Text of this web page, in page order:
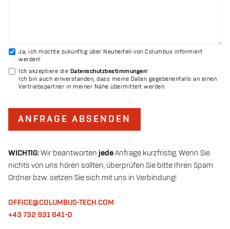
WICHTIG:Wir beantworten jedeAnfrage kurzfristig. Wenn Sie
nichts von uns hören sollten, überprüfen Sie bitte Ihren Spam
Ordner bzw. setzen Sie sich mit uns in Verbindung!
OFFICE@COLUMBUS-TECH.COM
+43 732 931 641-0
Ja, ich möchte zukünftig über Neuheiten von Columbus informiert
werden!
Ich akzeptiere die Datenschutzbestimmungen!
Ich bin auch einverstanden, dass meine Daten gegebenenfalls an einen
Vertriebspartner in meiner Nähe übermittelt werden.
ANFRAGE ABSENDEN